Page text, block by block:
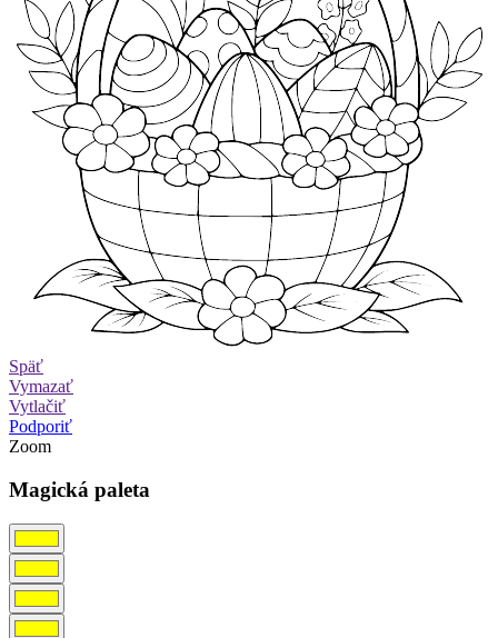
Späť
Vymazať
Vytlačiť
Podporiť
Zoom
Magická paleta